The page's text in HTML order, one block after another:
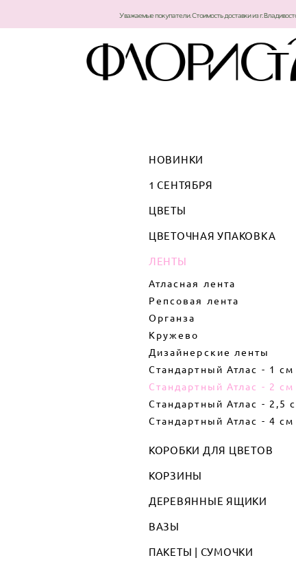
Уважаемые покупатели. Стоимость доставки из г.
НОВИНКИ
1 СЕНТЯБРЯ
ЦВЕТЫ
ЦВЕТОЧНАЯ УПАКОВКА
ЛЕНТЫ
Атласная лента
Репсовая лента
Органза
Кружево
Дизайнерские ленты
Стандартный Атлас - 1 см
Стандартный Атлас - 2 см
Стандартный Атлас - 2,5
Стандартный Атлас - 4 см
КОРОБКИ ДЛЯ ЦВЕТОВ
КОРЗИНЫ
ДЕРЕВЯННЫЕ ЯЩИКИ
ВАЗЫ
ПАКЕТЫ | СУМОЧКИ